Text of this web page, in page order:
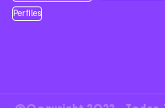
Perfiles